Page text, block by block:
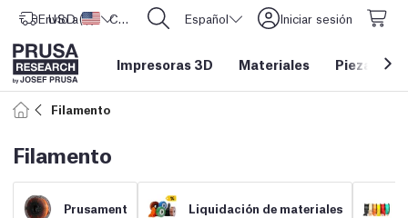
Envío a Estados Unidos
USD ($) CORE One L: ¡Ya disponible! Español Iniciar sesión
Impresoras 3D Materiales Piezas y
Filamento
Filamento
Prusament Liquidación de materiales